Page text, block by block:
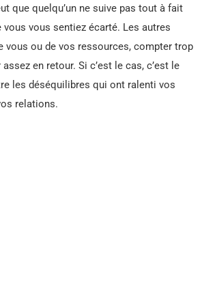
que quelqu’un ne suive pas tout à fait
vous sentiez écarté. Les autres
vous ou de vos ressources, compter trop
en retour. Si c’est le cas, c’est le
les déséquilibres qui ont ralenti vos
relations.